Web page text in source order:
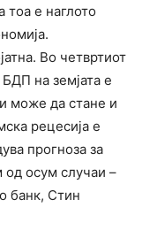
тоа е наглото
Во четвртиот
на земјата е
може да стане и
рецесија е
прогноза за
од осум случаи –
банк, Стин